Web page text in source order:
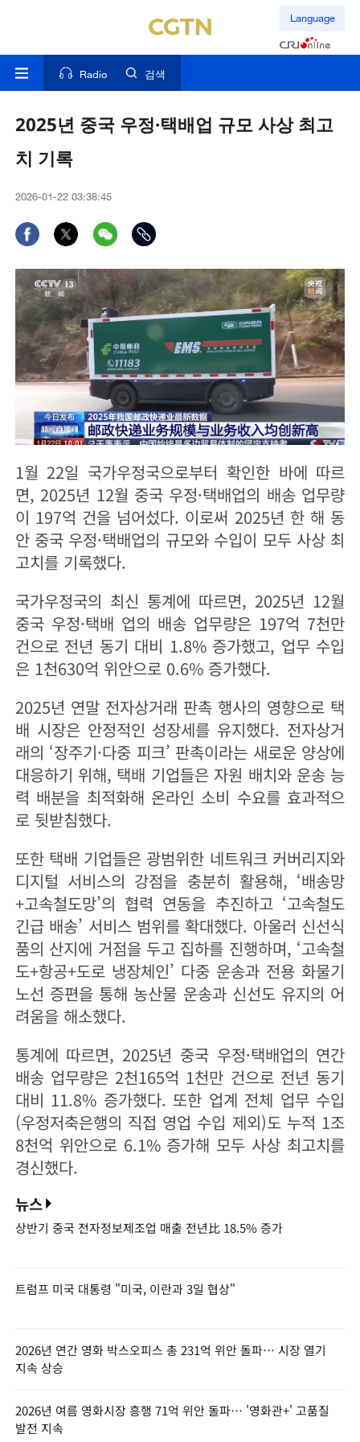
Language
Radio 검색
2025년 중국 우정·택배업 규모 사상 최고
치 기록
2026-01-22 03:38:45
1월 22일 국가우정국으로부터 확인한 바에 따르
면, 2025년 12월 중국 우정·택배업의 배송 업무량
이 197억 건을 넘어섰다. 이로써 2025년 한 해 동
안 중국 우정·택배업의 규모와 수입이 모두 사상 최
고치를 기록했다.
국가우정국의 최신 통계에 따르면, 2025년 12월
중국 우정·택배 업의 배송 업무량은 197억 7천만
건으로 전년 동기 대비 1.8% 증가했고, 업무 수입
은 1천630억 위안으로 0.6% 증가했다.
2025년 연말 전자상거래 판촉 행사의 영향으로 택
배 시장은 안정적인 성장세를 유지했다. 전자상거
래의 ‘장주기·다중 피크’ 판촉이라는 새로운 양상에
대응하기 위해, 택배 기업들은 자원 배치와 운송 능
력 배분을 최적화해 온라인 소비 수요를 효과적으
로 뒷받침했다.
또한 택배 기업들은 광범위한 네트워크 커버리지와
디지털 서비스의 강점을 충분히 활용해, ‘배송망
+고속철도망’의 협력 연동을 추진하고 ‘고속철도
긴급 배송’ 서비스 범위를 확대했다. 아울러 신선식
품의 산지에 거점을 두고 집하를 진행하며, ‘고속철
도+항공+도로 냉장체인’ 다중 운송과 전용 화물기
노선 증편을 통해 농산물 운송과 신선도 유지의 어
려움을 해소했다.
통계에 따르면, 2025년 중국 우정·택배업의 연간
배송 업무량은 2천165억 1천만 건으로 전년 동기
대비 11.8% 증가했다. 또한 업계 전체 업무 수입
(우정저축은행의 직접 영업 수입 제외)도 누적 1조
8천억 위안으로 6.1% 증가해 모두 사상 최고치를
경신했다.
뉴스
상반기 중국 전자정보제조업 매출 전년比 18.5% 증가
트럼프 미국 대통령 "미국, 이란과 3일 협상"
2026년 연간 영화 박스오피스 총 231억 위안 돌파… 시장 열기
지속 상승
2026년 여름 영화시장 흥행 71억 위안 돌파… '영화관+' 고품질
발전 지속